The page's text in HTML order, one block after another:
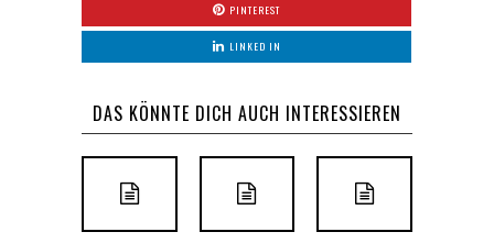
PINTEREST
LINKED IN
DAS KÖNNTE DICH AUCH INTERESSIEREN